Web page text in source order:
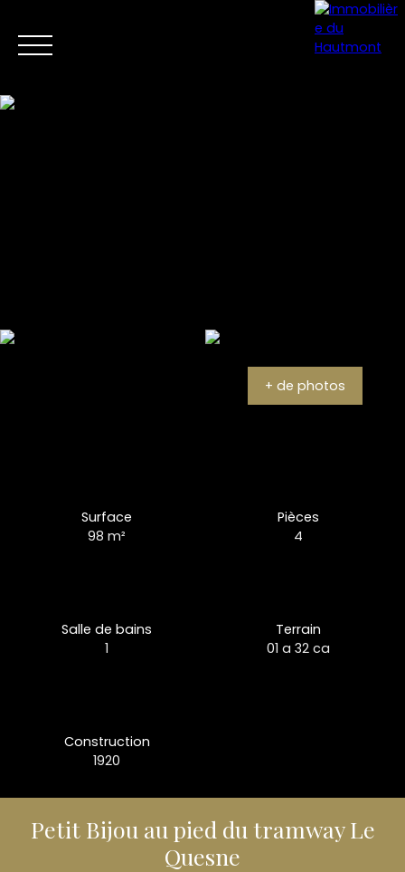
+ de photos
Surface
98m²
Pièces
4
Salle de bains
1
Terrain
01 a 32 ca
Construction
1920
Petit Bijou au pied du tramway Le
Quesne